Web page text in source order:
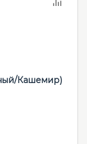
Кашемир)